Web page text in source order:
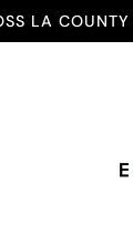
LA